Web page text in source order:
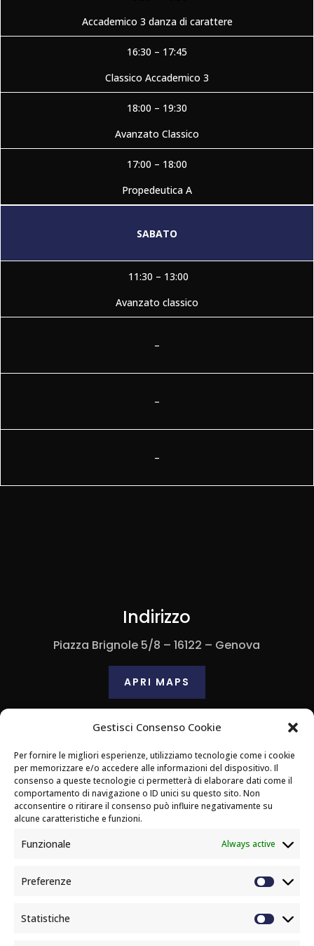
Gestisci Consenso Cookie
Per fornire le migliori esperienze, utilizziamo tecnologie come i cookie
per memorizzare e/o accedere alle informazioni del dispositivo. Il
consenso a queste tecnologie ci permetterà di elaborare dati come il
comportamento di navigazione o ID unici su questo sito. Non
acconsentire o ritirare il consenso può influire negativamente su
alcune caratteristiche e funzioni.
Funzionale Always active
Preferenze
Statistiche
Accademico 3 danza di carattere
16:30 – 17:45
Classico Accademico 3
18:00 – 19:30
Avanzato Classico
17:00 – 18:00
Propedeutica A
SABATO
11:30 – 13:00
Avanzato classico
–
–
–
Indirizzo
Piazza Brignole 5/8 – 16122 – Genova
APRI MAPS
Contatti
347 081 1719
Email